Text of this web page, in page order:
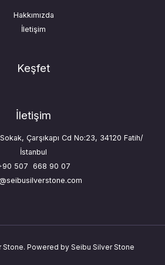
Hakkımızda
İletişim
Keşfet
İletişim
Çarşıkapı Cd No:23, 34120 Fatih/
İstanbul
507 668 90 07
Powered by Seibu Silver Stone